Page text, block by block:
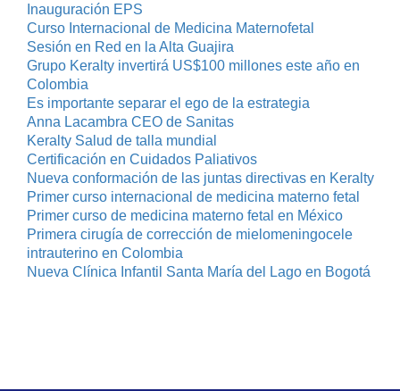
Inauguración EPS
Curso Internacional de Medicina Maternofetal
Sesión en Red en la Alta Guajira
Grupo Keralty invertirá US$100 millones este año en
Colombia
Es importante separar el ego de la estrategia
Anna Lacambra CEO de Sanitas
Keralty Salud de talla mundial
Certificación en Cuidados Paliativos
Nueva conformación de las juntas directivas en Keralty
Primer curso internacional de medicina materno fetal
Primer curso de medicina materno fetal en México
Primera cirugía de corrección de mielomeningocele
intrauterino en Colombia
Nueva Clínica Infantil Santa María del Lago en Bogotá